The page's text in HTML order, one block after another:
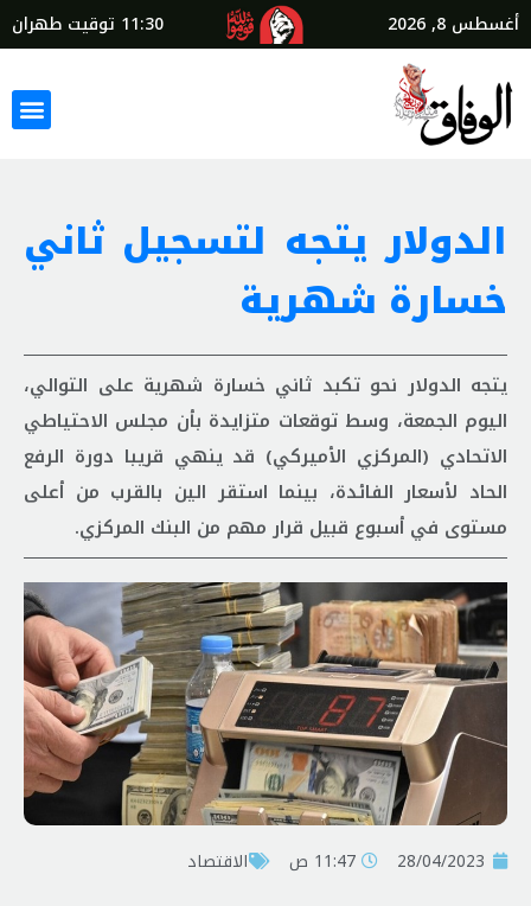
أغسطس 8, 2026 11:30 توقيت طهران
الدولار يتجه لتسجيل ثاني
خسارة شهرية
يتجه الدولار نحو تكبد ثاني خسارة شهرية على التوالي،
اليوم الجمعة، وسط توقعات متزايدة بأن مجلس الاحتياطي
الاتحادي (المركزي الأميركي) قد ينهي قريبا دورة الرفع
الحاد لأسعار الفائدة، بينما استقر الين بالقرب من أعلى
مستوى في أسبوع قبيل قرار مهم من البنك المركزي.
28/04/2023 11:47 ص الاقتصاد